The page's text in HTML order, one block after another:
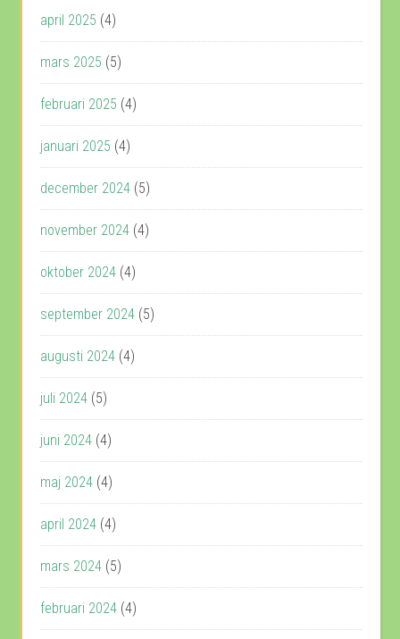
april 2025 (4)
mars 2025 (5)
februari 2025 (4)
januari 2025 (4)
december 2024 (5)
november 2024 (4)
oktober 2024 (4)
september 2024 (5)
augusti 2024 (4)
juli 2024 (5)
juni 2024 (4)
maj 2024 (4)
april 2024 (4)
mars 2024 (5)
februari 2024 (4)